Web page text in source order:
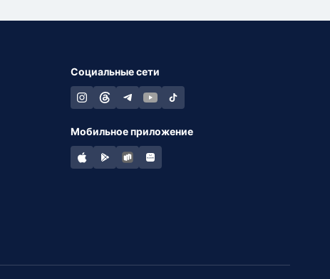
Социальные сети
Мобильное приложение